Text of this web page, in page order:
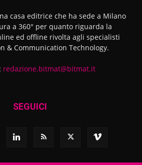
casa editrice che ha sede a Milano
a 360° per quanto riguarda la
ed offline rivolta agli specialisti
& Communication Technology.
redazione.bitmat@bitmat.it
SEGUICI